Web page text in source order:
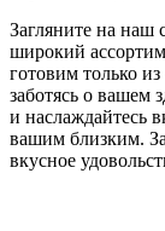
Загляните на наш
широкий
готовим только
заботясь о вашем
и наслаждайтесь
вашим близким.
вкусное